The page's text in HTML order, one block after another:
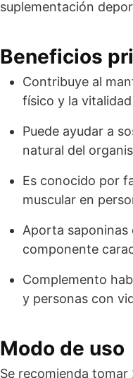
suplementación
Beneficios
Contribuye al
físico y la vitalidad
Puede ayudar a
natural del
Es conocido por
muscular en
Aporta saponinas
componente
Complemento
y personas con
Modo de uso
Se recomienda tomar